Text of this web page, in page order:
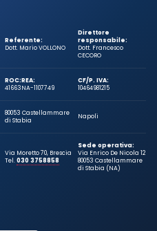
Referente:
Dott. Mario VOLLONO
Direttore
responsabile:
Dott. Francesco
CECORO
ROC:
41663
REA:
NA-1107749
CF/P. IVA:
10464981215
80053 Castellammare
di Stabia
Napoli
Via Moretto 70, Brescia
Tel.030 3758858
Sede operativa:
Via Enrico De Nicola 12
80053 Castellammare
di Stabia (NA)